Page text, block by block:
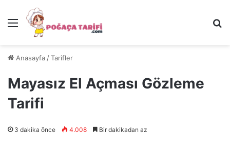
Menü
Anasayfa /Tarifler
Mayasız El Açması Gözleme
Tarifi
3 dakika önce 4.008 Bir dakikadan az